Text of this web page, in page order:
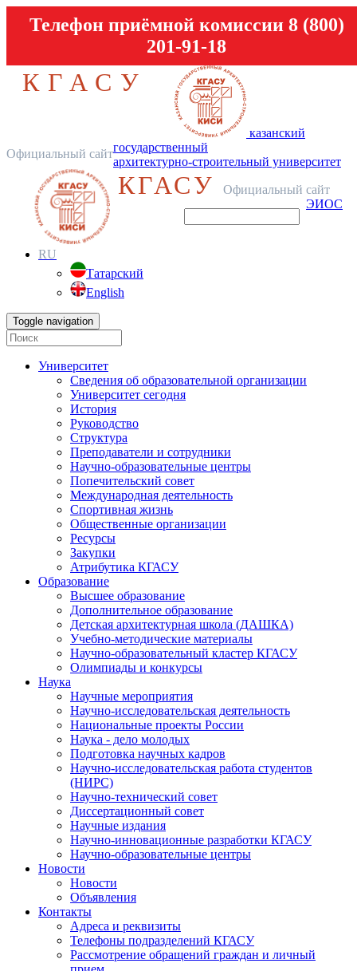
Телефон приёмной комиссии 8 (800)
201-91-18
КГАСУ
Официальный сайт
казанский
государственный
архитектурно-строительный университет
КГАСУ
Официальный сайт
ЭИОС
RU
Татарский
English
Toggle navigation
Университет
Сведения об образовательной организации
Университет сегодня
История
Руководство
Структура
Преподаватели и сотрудники
Научно-образовательные центры
Попечительский совет
Международная деятельность
Спортивная жизнь
Общественные организации
Ресурсы
Закупки
Атрибутика КГАСУ
Образование
Высшее образование
Дополнительное образование
Детская архитектурная школа (ДАШКА)
Учебно-методические материалы
Научно-образовательный кластер КГАСУ
Олимпиады и конкурсы
Наука
Научные мероприятия
Научно-исследовательская деятельность
Национальные проекты России
Наука - дело молодых
Подготовка научных кадров
Научно-исследовательская работа студентов
(НИРС)
Научно-технический совет
Диссертационный совет
Научные издания
Научно-инновационные разработки КГАСУ
Научно-образовательные центры
Новости
Новости
Объявления
Контакты
Адреса и реквизиты
Телефоны подразделений КГАСУ
Рассмотрение обращений граждан и личный